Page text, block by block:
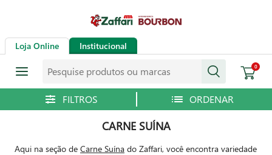
Loja Online Institucional
0
CARNE SUÍNA
Aqui na seção de Carne Suína do Zaffari, você encontra variedade